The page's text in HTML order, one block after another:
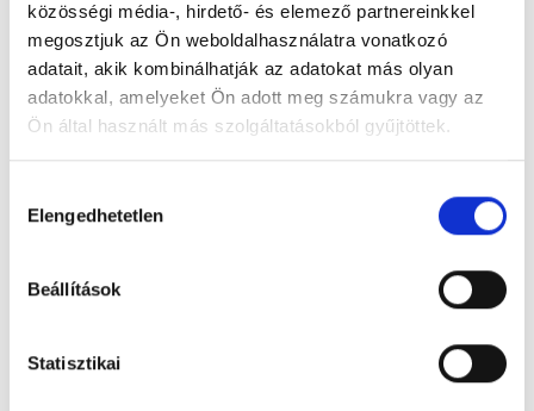
közösségi média-, hirdető- és elemező partnereinkkel
megosztjuk az Ön weboldalhasználatra vonatkozó
adatait, akik kombinálhatják az adatokat más olyan
adatokkal, amelyeket Ön adott meg számukra vagy az
Ön által használt más szolgáltatásokból gyűjtöttek.
szabályzat:https://foglaljorvost.hu/info/foglaljorvost-
kiválasztása
Elengedhetetlen
Beállítások
Statisztikai
Hagymatikum Fürdő
6900 Makó, Makovecz tér 6.
Foglalj időpontot megbízható